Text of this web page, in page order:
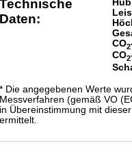
Technische
Daten:
CO2
CO2
* Die angegebenen Werte
Messverfahren (gemäß VO
in Übereinstimmung mit
ermittelt.